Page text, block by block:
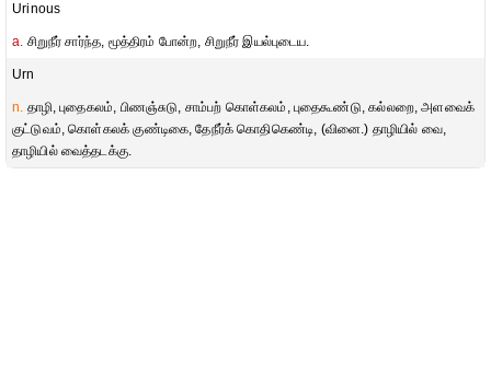
Urinous
a. சிறுநீர் சார்ந்த, மூத்திரம் போன்ற, சிறுநீர் இயல்புடைய.
Urn
n. தாழி, புதைகலம், பிணஞ்சுடு, சாம்பற் கொள்கலம், புதைகூண்டு, கல்லறை, அளவைக்
குட்டுவம், கொள்கலக் குண்டிகை, தேநீர்க் கொதிகெண்டி, (வினை.) தாழியில் வை,
தாழியில் வைத்தடக்கு.